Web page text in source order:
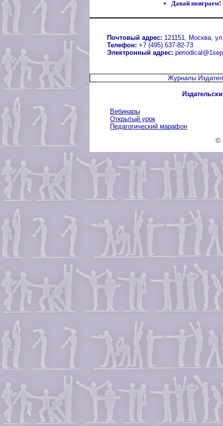
Давай поиграем!
Почтовый адрес: 121151, Москва,
Телефон: +7 (495) 637-82-73
Электронный адрес:
Журналы
Вебинары
Открытый урок
Педагогический марафон
©